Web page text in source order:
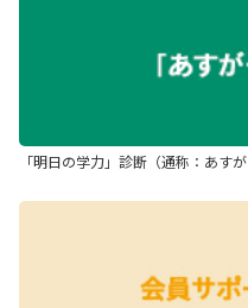
「明日の学力」診断（通称：あす